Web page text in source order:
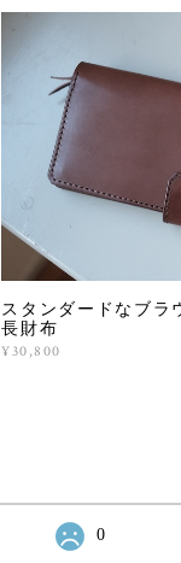
スタンダードなブラ
長財布
¥30,800
0